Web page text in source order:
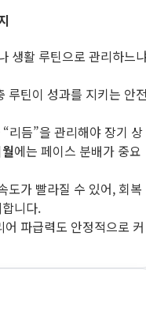
생활 루틴으로 관리하느
루틴이 성과를 지키는 안
리듬”을 관리해야 장기 상
에는 페이스 분배가 중요
도가 빨라질 수 있어, 회복
니다.
파급력도 안정적으로 커